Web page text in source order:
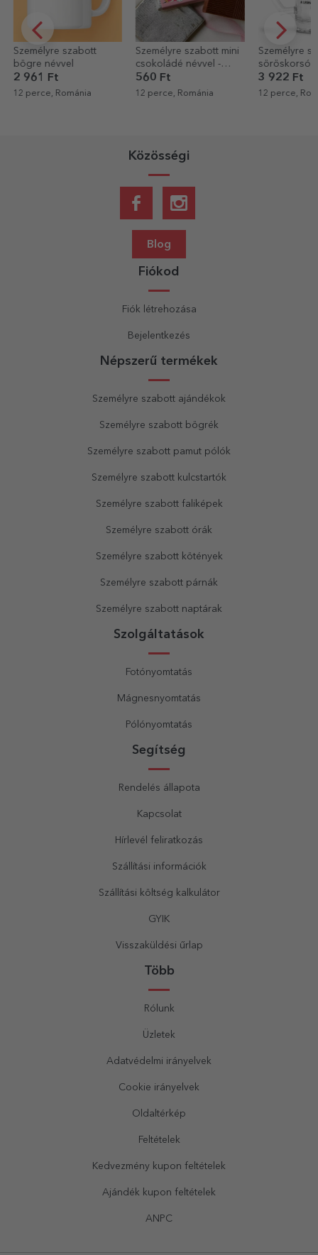
Személyre szabott mini
csokoládé névvel -
Húsvéti nyuszi
560 Ft
12 perce, Románia
Személyre szabott
söröskorsó szöveggel -
Sörkóstoló
3 922 Ft
12 perce, Románia
Szöveggel
személyre
matricák
címkék)
1 361 Ft
20 perce,
Közösségi
Blog
Fiókod
Fiók létrehozása
Bejelentkezés
Népszerű termékek
Személyre szabott ajándékok
Személyre szabott bögrék
Személyre szabott pamut pólók
Személyre szabott kulcstartók
Személyre szabott faliképek
Személyre szabott órák
Személyre szabott kötények
Személyre szabott párnák
Személyre szabott naptárak
Szolgáltatások
Fotónyomtatás
Mágnesnyomtatás
Pólónyomtatás
Segítség
Rendelés állapota
Kapcsolat
Hírlevél feliratkozás
Szállítási információk
Szállítási költség kalkulátor
GYIK
Visszaküldési űrlap
Több
Rólunk
Üzletek
Adatvédelmi irányelvek
Cookie irányelvek
Oldaltérkép
Feltételek
Kedvezmény kupon feltételek
Ajándék kupon feltételek
ANPC